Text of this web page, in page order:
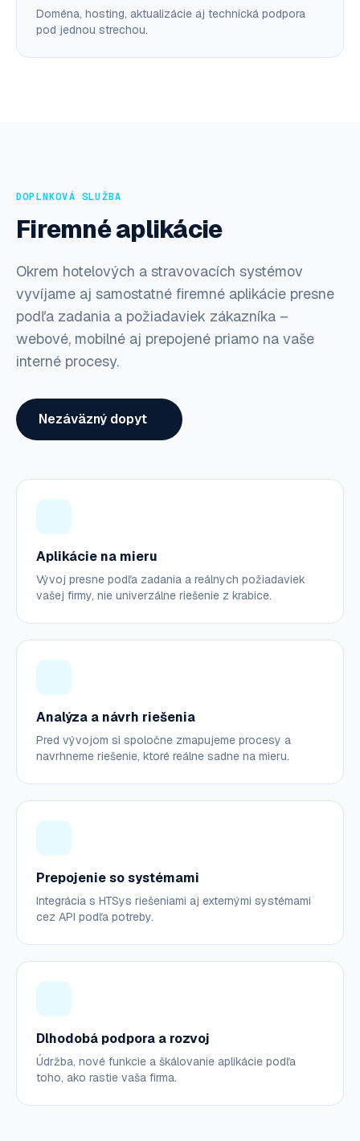
Doména, hosting, aktualizácie aj technická podpora
pod jednou strechou.
DOPLNKOVÁ SLUŽBA
Firemné aplikácie
Okrem hotelových a stravovacích systémov
vyvíjame aj samostatné firemné aplikácie presne
podľa zadania a požiadaviek zákazníka –
webové, mobilné aj prepojené priamo na vaše
interné procesy.
Nezáväzný dopyt
Aplikácie na mieru
Vývoj presne podľa zadania a reálnych požiadaviek
vašej firmy, nie univerzálne riešenie z krabice.
Analýza a návrh riešenia
Pred vývojom si spoločne zmapujeme procesy a
navrhneme riešenie, ktoré reálne sadne na mieru.
Prepojenie so systémami
Integrácia s HTSys riešeniami aj externými systémami
cez API podľa potreby.
Dlhodobá podpora a rozvoj
Údržba, nové funkcie a škálovanie aplikácie podľa
toho, ako rastie vaša firma.